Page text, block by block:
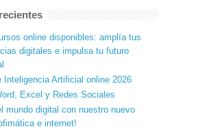
online disponibles: amplía tus
digitales e impulsa tu futuro
Inteligencia Artificial online 2026
Excel y Redes Sociales
mundo digital con nuestro nuevo
e internet!